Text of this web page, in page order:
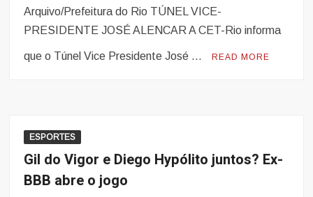
Arquivo/Prefeitura do Rio TÚNEL VICE-
PRESIDENTE JOSÉ ALENCAR A CET-Rio informa
que o Túnel Vice Presidente José … READ MORE
ESPORTES
Gil do Vigor e Diego Hypólito juntos? Ex-
BBB abre o jogo